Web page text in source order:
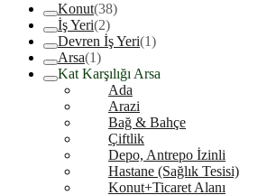
Konut(38)
İş Yeri(2)
Devren İş Yeri(1)
Arsa(1)
Kat Karşılığı Arsa
Ada
Arazi
Bağ & Bahçe
Çiftlik
Depo, Antrepo İzinli
Hastane (Sağlık Tesisi)
Konut+Ticaret Alanı